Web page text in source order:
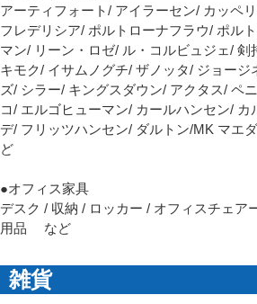
アーティフォート/ アイラーセン/ カッペ
フレデリシア/ ポルトローナフラウ/ ポル
マン/ リーン・ロゼ/ ル・コルビュジェ/ 剣
キモク/ イサムノグチ/ ザノッタ/ ジョージ
ズ/ シラー/ キングスダウン/ アクタス/ ペ
コ/ エルゴヒューマン/ カールハンセン/ カ
デ/ フリッツハンセン/ ダルトン/MK マエ
ど
●オフィス家具
デスク / 収納 / ロッカー / オフィスチェア
用品 など
雑貨